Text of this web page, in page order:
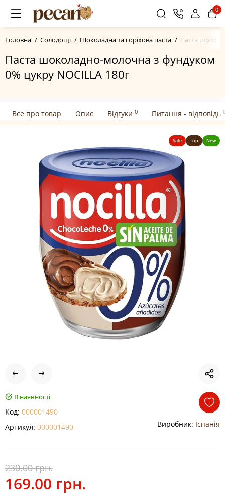
0
Головна Солодощі Шоколадна та горіхова паста Паста
Паста шоколадно-молочна з фундуком
0% цукру NOCILLA 180г
Все про товар Опис Відгуки 0 Питання - відповідь
Sale Top New
В наявності
Код: 000001490
Артикул: 000001490 Виробник: Іспанія
230.00 грн.
169.00 грн.